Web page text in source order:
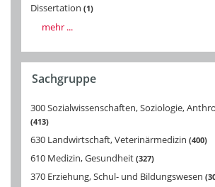
Dissertation 1
mehr ...
Sachgruppe
300 Sozialwissenschaften, Soziologie,
413
630 Landwirtschaft, Veterinärmedizin 400
610 Medizin, Gesundheit 327
370 Erziehung, Schul- und Bildungswesen